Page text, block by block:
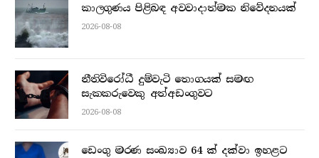
කාලගුණය පිළිබඳ අවවාදාත්මක නිවේදනයක්
2026-08-08
නීතිවිරෝධී දුම්වැටි තොගයක් සමඟ
සැකකරුවෙකු අත්අඩංගුවට
2026-08-08
ඩෙංගු මරණ සංඛ්‍යාව 64 ක් දක්වා ඉහළට